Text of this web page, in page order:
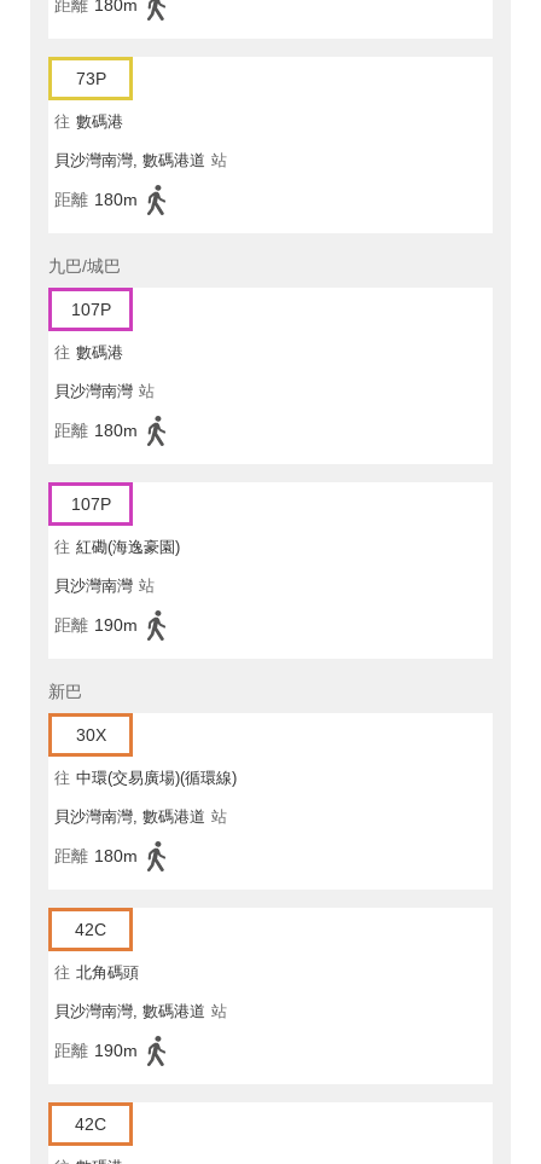
距離 180m
73P
往 數碼港
貝沙灣南灣, 數碼港道 站
距離 180m
九巴/城巴
107P
往 數碼港
貝沙灣南灣 站
距離 180m
107P
往 紅磡(海逸豪園)
貝沙灣南灣 站
距離 190m
新巴
30X
往 中環(交易廣場)(循環線)
貝沙灣南灣, 數碼港道 站
距離 180m
42C
往 北角碼頭
貝沙灣南灣, 數碼港道 站
距離 190m
42C